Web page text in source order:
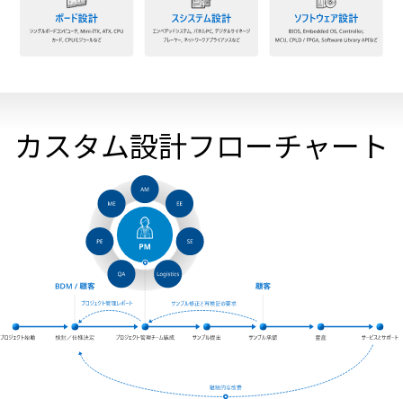
カスタム設計フローチャート